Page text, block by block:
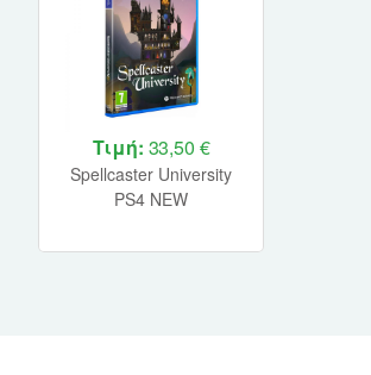
Τιμή: 33,50 €
Spellcaster University
PS4 NEW